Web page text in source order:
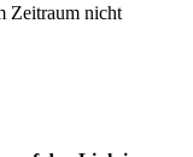
Zeitraum nicht